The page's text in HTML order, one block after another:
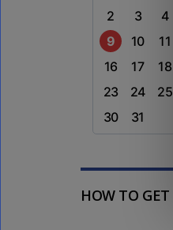
2
3 4
9
10 11
16
17 18
23
24 25
30
31
HOW TO GET